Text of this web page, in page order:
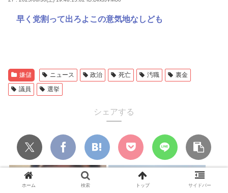
早く党割って出ろよこの意気地なしども
嫌儲 ニュース 政治 死亡 汚職
裏金
議員
選挙
シェアする
ホーム 検索 トップ サイドバー